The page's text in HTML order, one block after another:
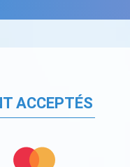
ACCEPTÉS